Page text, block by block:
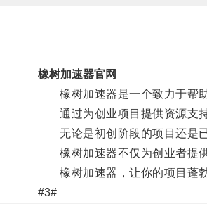
橡树加速器官网
橡树加速器是一个致力于帮助
通过为创业项目提供资源支持
无论是初创阶段的项目还是已
橡树加速器不仅为创业者提供
橡树加速器，让你的项目蓬勃
#3#